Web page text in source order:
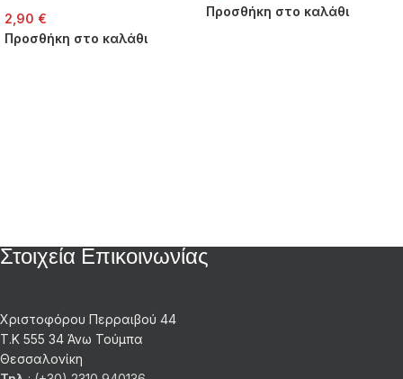
2,90 €
Προσθήκη στο καλάθι
Προσθήκη στο καλάθι
Στοιχεία Επικοινωνίας
Χριστοφόρου Περραιβού 44
Τ.Κ 555 34 Άνω Τούμπα
Θεσσαλονίκη